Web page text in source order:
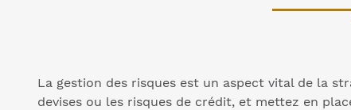
La gestion des risques est un aspect vital de la
devises ou les risques de crédit, et mettez en